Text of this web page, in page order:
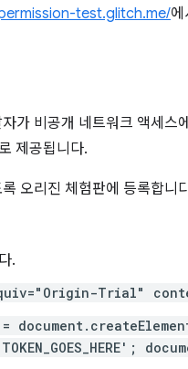
test.glitch.me/
가 비공개 네트워크 액세
제공됩니다.
오리진 체험판에 등록합니
.
Trial"